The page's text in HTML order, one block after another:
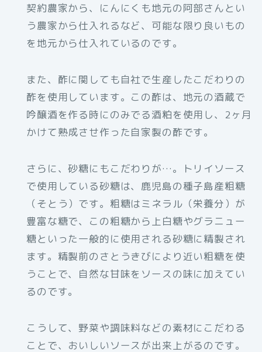
契約農家から、にんにくも地元の阿部さんとい
う農家から仕入れるなど、可能な限り良いもの
を地元から仕入れているのです。
また、酢に関しても自社で生産したこだわりの
酢を使用しています。この酢は、地元の酒蔵で
吟醸酒を作る時にのみでる酒粕を使用し、2ヶ月
かけて熟成させ作った自家製の酢です。
さらに、砂糖にもこだわりが…。トリイソース
で使用している砂糖は、鹿児島の種子島産粗糖
（そとう）です。粗糖はミネラル（栄養分）が
豊富な糖で、この粗糖から上白糖やグラニュー
糖といった一般的に使用される砂糖に精製され
ます。精製前のさとうきびにより近い粗糖を使
うことで、自然な甘味をソースの味に加えてい
るのです。
こうして、野菜や調味料などの素材にこだわる
ことで、おいしいソースが出来上がるのです。